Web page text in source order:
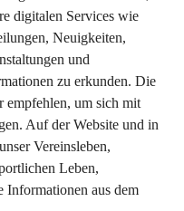
digitalen Services wie
Neuigkeiten,
und
zu erkunden. Die
empfehlen, um sich mit
Auf der Website und in
Vereinsleben,
Leben,
Informationen aus dem